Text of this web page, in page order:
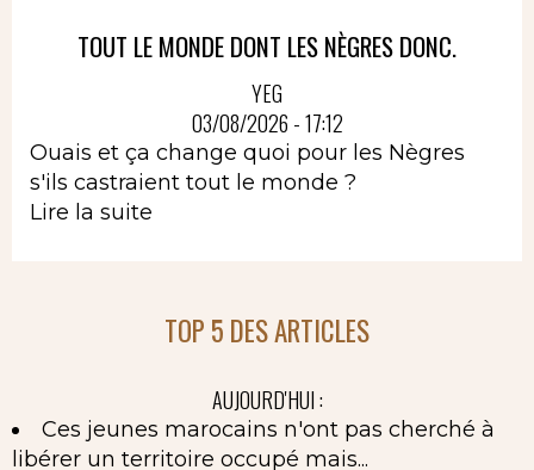
TOUT LE MONDE DONT LES NÈGRES DONC.
YEG
03/08/2026 - 17:12
Ouais et ça change quoi pour les Nègres
s'ils castraient tout le monde ?
Lire la suite
TOP 5 DES ARTICLES
AUJOURD'HUI :
Ces jeunes marocains n'ont pas cherché à
libérer un territoire occupé mais...